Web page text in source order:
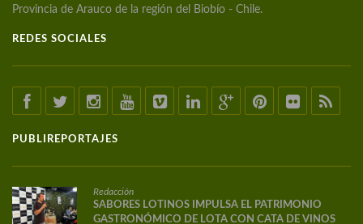
Provincia de Arauco de la región del Biobío - Chile.
REDES SOCIALES
PUBLIREPORTAJES
Redacción
SABORES LOTINOS IMPULSA EL PATRIMONIO
GASTRONÓMICO DE LOTA CON CATA DE VINOS